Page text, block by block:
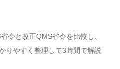
令と改正QMS省令を比較し、
りやすく整理して3時間で解説